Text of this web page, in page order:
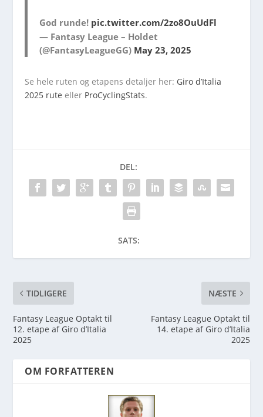
God runde! pic.twitter.com/2zo8OuUdFl
— Fantasy League – Holdet
(@FantasyLeagueGG) May 23, 2025
Se hele ruten og etapens detaljer her: Giro d’Italia
2025 rute eller ProCyclingStats.
DEL:
SATS:
TIDLIGERE
Fantasy League Optakt til
12. etape af Giro d’Italia
2025
NÆSTE
Fantasy League Optakt til
14. etape af Giro d’Italia
2025
OM FORFATTEREN